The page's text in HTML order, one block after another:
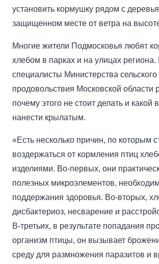
установить кормушку рядом с
защищенном месте от ветра на
Многие жители Подмосковья любят
хлебом в парках и на улицах
специалисты Министерства сельского
продовольствия Московской области
почему этого не стоит делать и какой
нанести крылатым.
«Есть несколько причин, по которым
воздержаться от кормления птиц
изделиями. Во-первых, они
полезных микроэлементов,
поддержания здоровья. Во-вторых,
дисбактериоз, несварение и
В-третьих, в результате попадания
организм птицы, он вызывает
среду для размножения паразитов и